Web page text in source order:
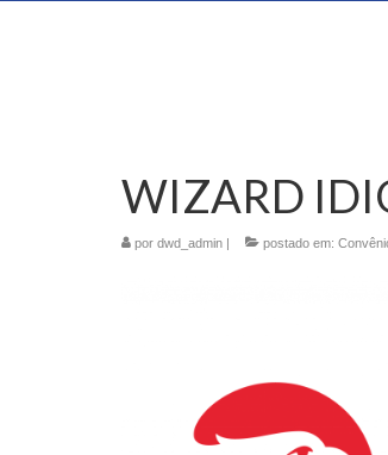
WIZARD
por dwd_admin | postado em: